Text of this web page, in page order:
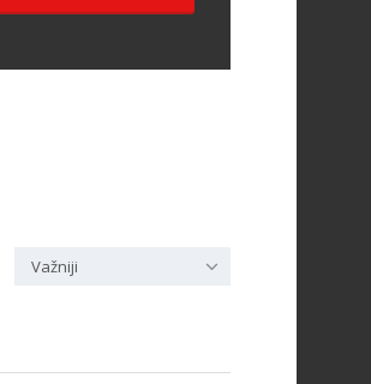
Važniji